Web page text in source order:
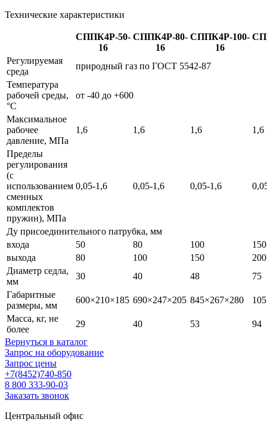
Технические характеристики
СППК4Р-50-
16
СППК4Р-80-
16
СППК4Р-100-
16
Регулируемая
среда
природный газ по ГОСТ 5542-87
Температура
рабочей среды,
°С
от -40 до +600
Максимальное
рабочее
давление, МПа
1,6 1,6 1,6 1,6
Пределы
регулирования
(с
использованием
сменных
комплектов
пружин), МПа
0,05-1,6 0,05-1,6 0,05-1,6
Ду присоединительного патрубка, мм
входа
50 80 100
150
выхода
80 100 150
200
Диаметр седла,
мм
30 40 48
75
Габаритные
размеры, мм
600×210×185 690×247×205 845×267×280
Масса, кг, не
более
29 40 53
94
Вернуться в каталог
Запрос на оборудование
Запрос цены
+7(8452)740-850
8 800 333-90-03
Заказать звонок
Центральный офис